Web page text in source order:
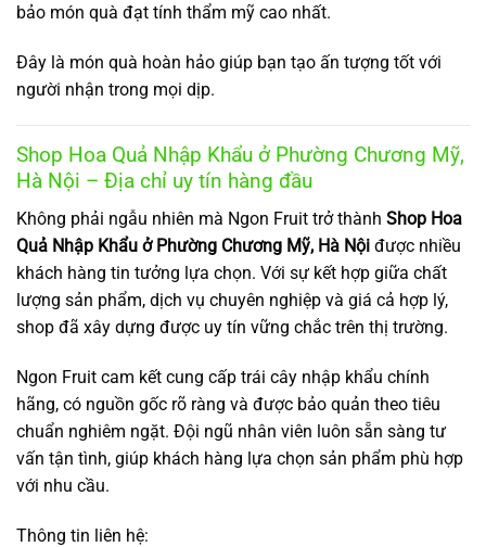
bảo món quà đạt tính thẩm mỹ cao nhất.
Đây là món quà hoàn hảo giúp bạn tạo ấn tượng tốt với
người nhận trong mọi dịp.
Shop Hoa Quả Nhập Khẩu ở Phường Chương Mỹ,
Hà Nội – Địa chỉ uy tín hàng đầu
Không phải ngẫu nhiên mà Ngon Fruit trở thành Shop Hoa
Quả Nhập Khẩu ở Phường Chương Mỹ, Hà Nội được nhiều
khách hàng tin tưởng lựa chọn. Với sự kết hợp giữa chất
lượng sản phẩm, dịch vụ chuyên nghiệp và giá cả hợp lý,
shop đã xây dựng được uy tín vững chắc trên thị trường.
Ngon Fruit cam kết cung cấp trái cây nhập khẩu chính
hãng, có nguồn gốc rõ ràng và được bảo quản theo tiêu
chuẩn nghiêm ngặt. Đội ngũ nhân viên luôn sẵn sàng tư
vấn tận tình, giúp khách hàng lựa chọn sản phẩm phù hợp
với nhu cầu.
Thông tin liên hệ: